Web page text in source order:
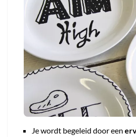
Je wordt begeleid door een